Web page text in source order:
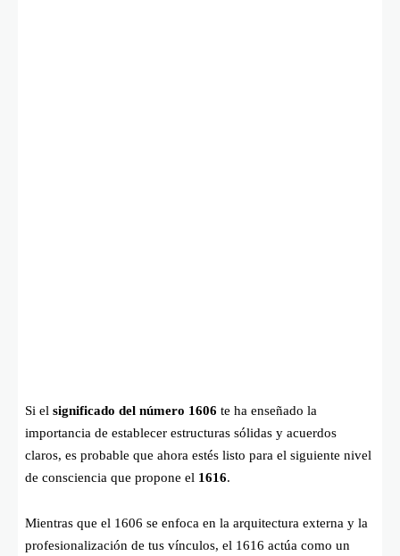
Si el significado del número 1606 te ha enseñado la
importancia de establecer estructuras sólidas y acuerdos
claros, es probable que ahora estés listo para el siguiente nivel
de consciencia que propone el 1616.
Mientras que el 1606 se enfoca en la arquitectura externa y la
profesionalización de tus vínculos, el 1616 actúa como un